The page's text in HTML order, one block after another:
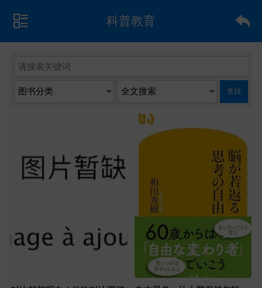
科普教育
查找